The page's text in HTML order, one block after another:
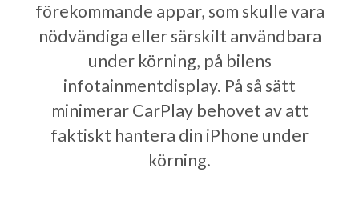
förekommande appar, som skulle vara
nödvändiga eller särskilt användbara
under körning, på bilens
infotainmentdisplay. På så sätt
minimerar CarPlay behovet av att
faktiskt hantera din iPhone under
körning.